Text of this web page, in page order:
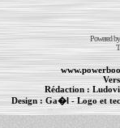
Powered
Rédaction :
Design : Ga�l- Logo et
Informations :